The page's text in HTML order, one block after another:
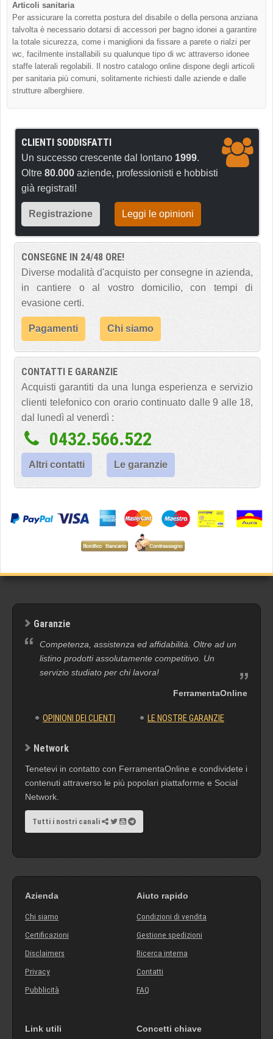
Articoli sanitaria
Per assicurare la corretta postura del disabile o della persona anziana
talvolta è necessario dotarsi di accessori per bagno idonei a garantire
la totale sicurezza, come i maniglioni da fissare a parete o rialzi per
wc, facilmente installabili su qualunque tipo di wc attraverso idonee
staffe laterali regolabili. Il nostro catalogo online dispone degli articoli
per sanitaria più comuni, solitamente richiesti dalle aziende e dalle
strutture alberghiere.
CLIENTI SODDISFATTI
Un successo crescente dal lontano 1999.
Oltre 80.000 aziende, professionisti e hobbisti
già registrati!
Registrazione Leggi le opinioni
CONSEGNE IN 24/48 ORE!
Diverse modalità d'acquisto per consegne in azienda,
in cantiere o al vostro domicilio, con tempi di
evasione certi.
Pagamenti Chi siamo
CONTATTI E GARANZIE
Acquisti garantiti da una lunga esperienza e servizio
clienti telefonico con orario continuato dalle 9 alle 18,
dal lunedì al venerdì :
0432.566.522
Altri contatti Le garanzie
Garanzie
Competenza, assistenza ed affidabilità. Oltre ad un
listino prodotti assolutamente competitivo. Un
servizio studiato per chi lavora!
FerramentaOnline
OPINIONI DEI CLIENTI LE NOSTRE GARANZIE
Network
Tenetevi in contatto con FerramentaOnline e condividete i
contenuti attraverso le più popolari piattaforme e Social
Network.
Tutti i nostri canali
Azienda
Chi siamo
Certificazioni
Disclaimers
Privacy
Pubblicità
Aiuto rapido
Condizioni di vendita
Gestione spedizioni
Ricerca interna
Contatti
FAQ
Link utili Concetti chiave